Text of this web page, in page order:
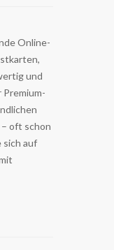
Online-
und
oft schon
sich auf